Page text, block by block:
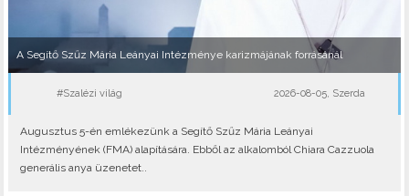
A Segítő Szűz Mária Leányai Intézménye karizmájának forrásánál
#Szalézi világ 2026-08-05, Szerda
Augusztus 5-én emlékezünk a Segítő Szűz Mária Leányai
Intézményének (FMA) alapítására. Ebből az alkalomból Chiara Cazzuola
generális anya üzenetet..